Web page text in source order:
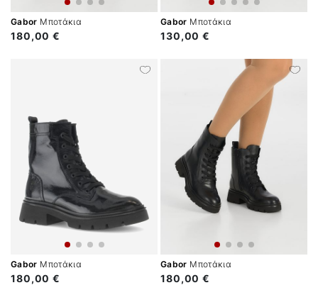
Gabor Μποτάκια
180,00 €
Gabor Μποτάκια
130,00 €
Gabor Μποτάκια
180,00 €
Gabor Μποτάκια
180,00 €